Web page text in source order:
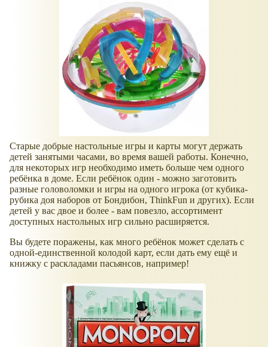
Старые добрые настольные игры и карты могут держать
детей занятыми часами, во время вашей работы. Конечно,
для некоторых игр необходимо иметь больше чем одного
ребёнка в доме. Если ребёнок один - можно заготовить
разные головоломки и игры на одного игрока (от кубика-
рубика доя наборов от Бондибон, ThinkFun и других). Если
детей у вас двое и более - вам повезло, ассортимент
доступных настольных игр сильно расширяется.
Вы будете поражены, как много ребёнок может сделать с
одной-единственной колодой карт, если дать ему ещё и
книжку с раскладами пасьянсов, например!